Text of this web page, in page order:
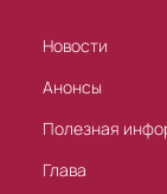
Новости
Анонсы
Полезная
Глава